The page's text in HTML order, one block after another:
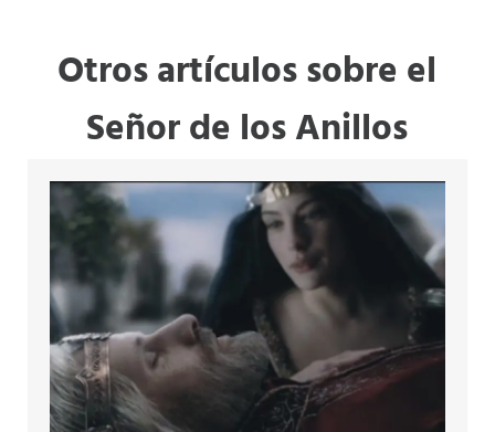
Otros artículos sobre el
Señor de los Anillos